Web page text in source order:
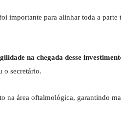
importante para alinhar toda a parte
na chegada desse
o secretário.
na área oftalmológica, garantindo